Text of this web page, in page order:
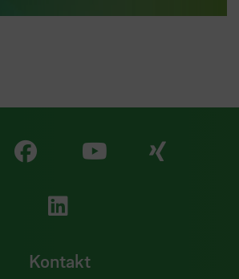
Zu unserer Facebook
Zu
Zu unserer
Kontakt